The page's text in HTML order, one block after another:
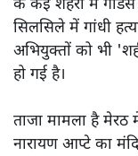
के कई शहरों में
सिलसिले में गांधी
अभियुक्तों को भी
हो गई है।
ताजा मामला है
नारायण आप्टे का